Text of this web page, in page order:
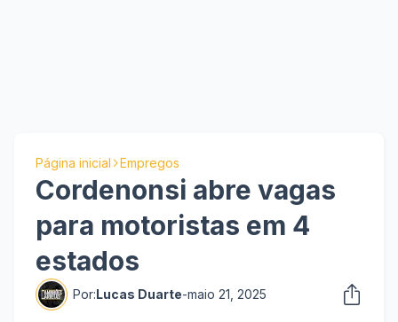
Página inicial Empregos
Cordenonsi abre vagas
para motoristas em 4
estados
Por:Lucas Duarte-maio 21, 2025